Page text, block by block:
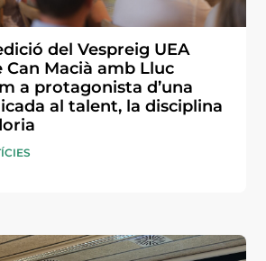
del Vespreig UEA
Can Macià amb Lluc
a protagonista d’una
al talent, la disciplina